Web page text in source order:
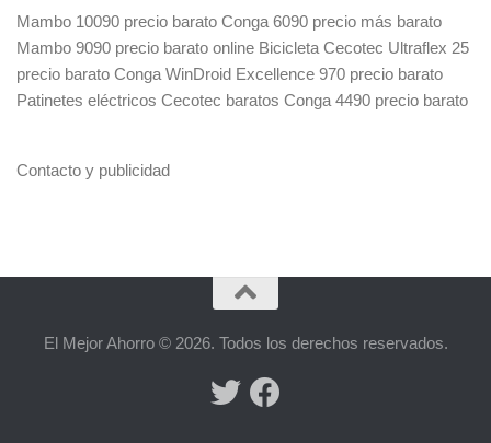
Mambo 10090 precio barato Conga 6090 precio más barato
Mambo 9090 precio barato online Bicicleta Cecotec Ultraflex 25
precio barato Conga WinDroid Excellence 970 precio barato
Patinetes eléctricos Cecotec baratos Conga 4490 precio barato
Contacto y publicidad
El Mejor Ahorro © 2026. Todos los derechos reservados.